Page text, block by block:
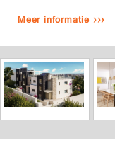
Meer informatie ›››